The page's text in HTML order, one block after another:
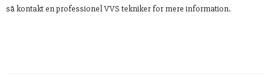
så kontakt en professionel VVS tekniker for mere information.